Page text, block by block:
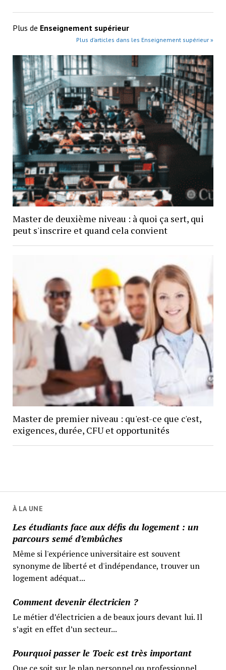
À LA UNE
Les étudiants face aux défis du logement : un
parcours semé d’embûches
Même si l'expérience universitaire est souvent
synonyme de liberté et d'indépendance, trouver un
logement adéquat...
Comment devenir électricien ?
Le métier d’électricien a de beaux jours devant lui. Il
s’agit en effet d’un secteur...
Pourquoi passer le Toeic est très important
Plus de Enseignement supérieur
Plus d’articles dans les Enseignement supérieur »
Master de deuxième niveau : à quoi ça sert, qui
peut s'inscrire et quand cela convient
Master de premier niveau : qu'est-ce que c'est,
exigences, durée, CFU et opportunités